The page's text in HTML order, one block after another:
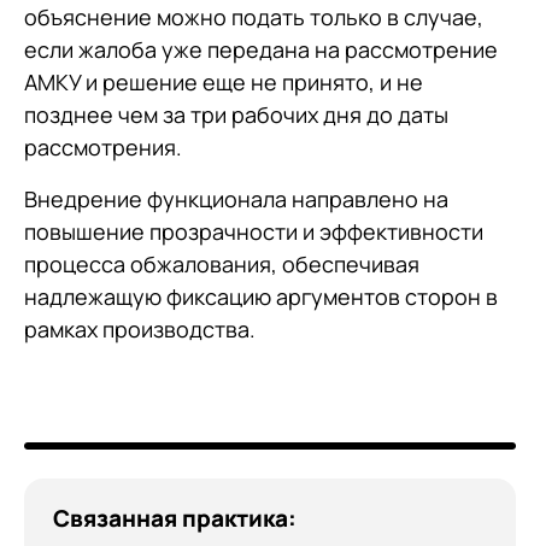
Связанная практика:
объяснение можно подать только в случае,
если жалоба уже передана на рассмотрение
АМКУ и решение еще не принято, и не
позднее чем за три рабочих дня до даты
рассмотрения.
Внедрение функционала направлено на
повышение прозрачности и эффективности
процесса обжалования, обеспечивая
надлежащую фиксацию аргументов сторон в
рамках производства.